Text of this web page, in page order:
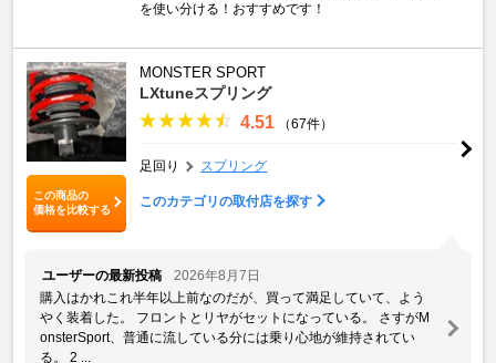
を使い分ける！おすすめです！
この商品の
価格を比較する
MONSTER SPORT
LXtuneスプリング
4.51 （67件）
足回り スプリング
このカテゴリの取付店を探す
ユーザーの最新投稿
2026年8月7日
購入はかれこれ半年以上前なのだが、買って満足していて、よう
やく装着した。 フロントとリヤがセットになっている。 さすがM
onsterSport、普通に流している分には乗り心地が維持されてい
る。 2 ...